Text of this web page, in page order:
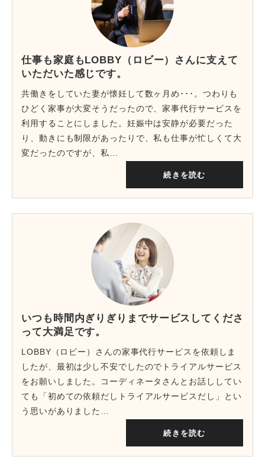
仕事も家庭もLOBBY（ロビー）さんに支えて
いただいた感じです。
共働きをしていた妻が懐妊して数ヶ月め･･･。つわりも
ひどく家事が大変そうだったので、家事代行サービスを
利用することにしました。妊娠中は安静が必要だった
り、動きにも制限があったりで、私も仕事が忙しくて大
変だったのですが、私…
続きを読む
いつも時間内ぎりぎりまでサービスしてくださ
って大満足です。
LOBBY（ロビー）さんの家事代行サービスを依頼しま
したが、最初は少し不安でしたのでトライアルサービス
をお願いしました。コーディネータさんとお話ししてい
ても「初めての依頼だしトライアルサービスだし」とい
う思いがありました…
続きを読む